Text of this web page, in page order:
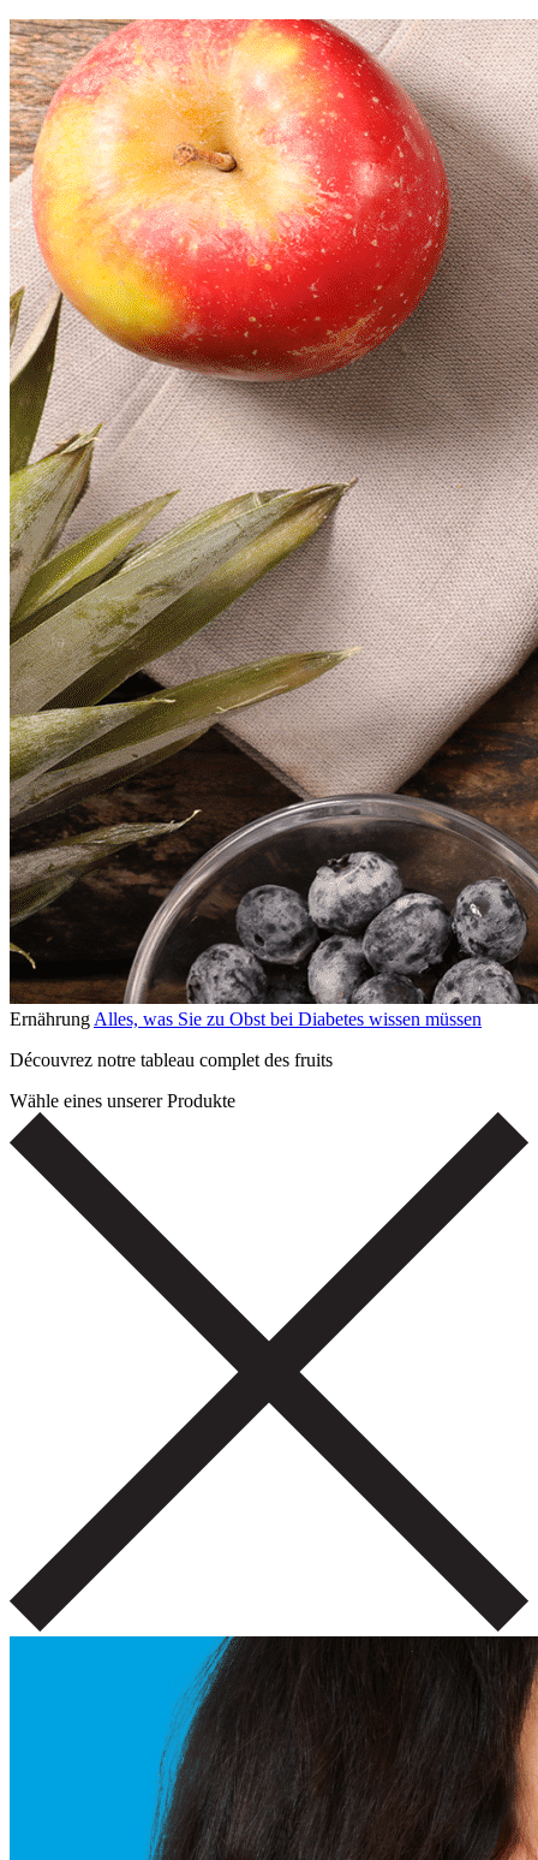
Ernährung Alles, was Sie zu Obst bei Diabetes wissen müssen
Découvrez notre tableau complet des fruits
Wähle eines unserer Produkte